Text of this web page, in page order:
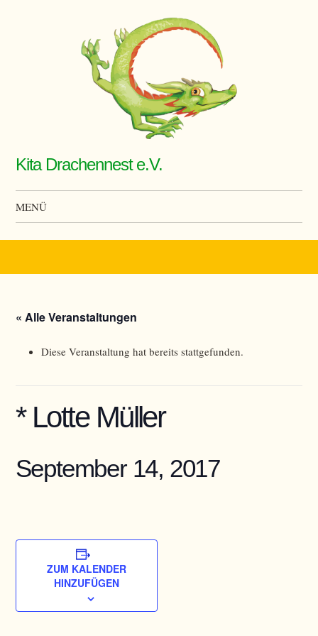
Kita Drachennest e.V.
MENÜ
« Alle Veranstaltungen
Diese Veranstaltung hat bereits stattgefunden.
* Lotte Müller
September 14, 2017
ZUM KALENDER
HINZUFÜGEN